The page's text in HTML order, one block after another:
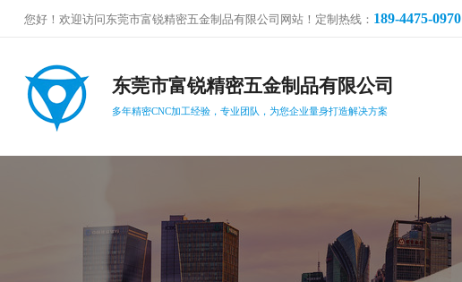
您好！欢迎访问东莞市富锐精密五金制品有限公司网站！定制热线： 189-4475-0970
东莞市富锐精密五金制品有限公司
多年精密CNC加工经验，专业团队，为您企业量身打造解决方案